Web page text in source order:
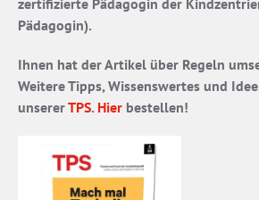
Pädagogin).
Ihnen hat der Artikel über Regeln
Weitere Tipps, Wissenswertes und
unsererTPS. Hier bestellen!